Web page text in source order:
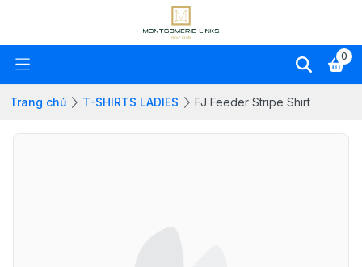
0
Trang chủ T-SHIRTS LADIES FJ Feeder Stripe Shirt